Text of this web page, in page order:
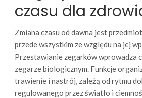
czasu dla
Zmiana czasu od dawna jest
przede wszystkim ze względu na jej
Przestawianie zegarków wprowadza
zegarze biologicznym. Funkcje
trawienie i nastrój, zależą od rytmu
regulowanego przez światło i